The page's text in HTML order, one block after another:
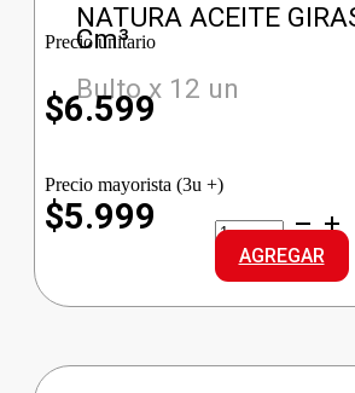
NATURA ACEITE
Cm³
Bulto x 12 un
Precio unitario
$6.599
Precio mayorista (3u +)
$5.999
NATURA
ACEITE
GIRASOL
cantidad
AGREGAR